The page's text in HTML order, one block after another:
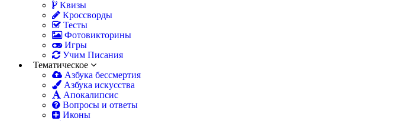
Квизы
Кроссворды
Тесты
Фотовикторины
Игры
Учим Писания
Тематическое
Азбука бессмертия
Азбука искусства
Апокалипсис
Вопросы и ответы
Иконы